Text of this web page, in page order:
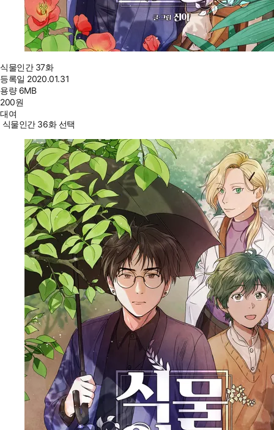
식물인간 37화
등록일 2020.01.31
용량 6MB
200원
대여
식물인간 36화 선택